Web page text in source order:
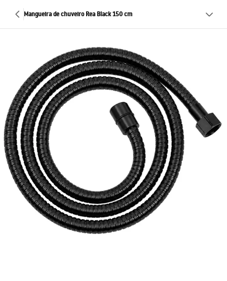
Mangueira de chuveiro Rea Black 150 cm